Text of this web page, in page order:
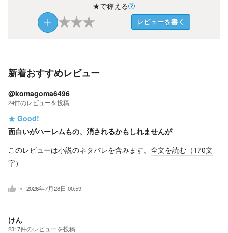
★で称える
★★★ レビューを書く
新着おすすめレビュー
@komagoma6496
24件のレビューを投稿
★ Good!
面白いがハーレムもの、消されるかもしれませんが
このレビューは小説のネタバレを含みます。 全文を読む（170文
字）
2026年7月28日 00:59
けん
2317件のレビューを投稿